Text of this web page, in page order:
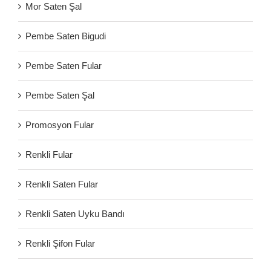
Mor Saten Şal
Pembe Saten Bigudi
Pembe Saten Fular
Pembe Saten Şal
Promosyon Fular
Renkli Fular
Renkli Saten Fular
Renkli Saten Uyku Bandı
Renkli Şifon Fular